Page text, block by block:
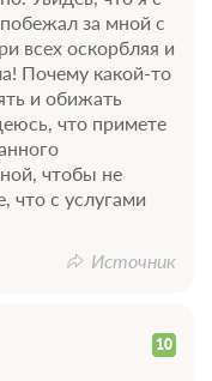
Забронировать
за мной с
всех оскорбляя и
Почему какой-то
и обижать
что примете
чтобы не
что с услугами
Источник
10